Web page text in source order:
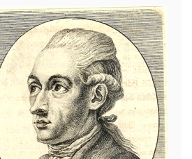
at
s
A
p
p
er
e
st
rt
aj
e
a
z
ă